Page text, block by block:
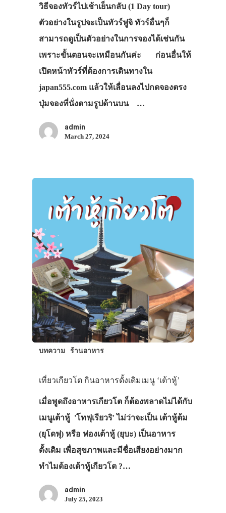
วิธีจองทัวร์ไปเช้าเย็นกลับ (1 Day tour)
ตัวอย่างในรูปจะเป็นทัวร์ฟูจิ ทัวร์อื่นๆก็
สามารถดูเป็นตัวอย่างในการจองได้เช่นกัน
เพราะขั้นตอนจะเหมือนกันค่ะ ก่อนอื่นให้
เปิดหน้าทัวร์ที่ต้องการเดินทางใน
japan555.com แล้วให้เลื่อนลงไปกดจองตรง
ปุ่มจองที่นั่งตามรูปด้านบน …
admin
March 27, 2024
บทความ ร้านอาหาร
เที่ยวเกียวโต กินอาหารดั้งเดิมเมนู ‘เต้าหู้’
เมื่อพูดถึงอาหารเกียวโต ก็ต้องพลาดไม่ได้กับ
เมนูเต้าหู้ 'โทฟุเรียวริ' ไม่ว่าจะเป็น เต้าหู้ต้ม
(ยุโดฟุ) หรือ ฟองเต้าหู้ (ยุบะ) เป็นอาหาร
ดั้งเดิม เพื่อสุขภาพและมีชื่อเสียงอย่างมาก
ทำไมต้องเต้าหู้เกียวโต ?…
admin
July 25, 2023